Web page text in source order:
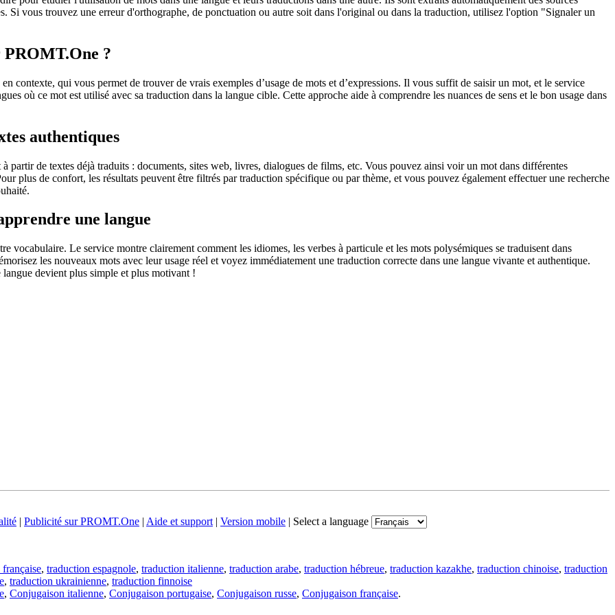
Si vous trouvez une erreur d'orthographe, de ponctuation ou autre soit dans l'original ou dans la traduction, utilisez l'option "Signaler un
PROMT.One ?
contexte, qui vous permet de trouver de vrais exemples d’usage de mots et d’expressions. Il vous suffit de saisir un mot, et le service
où ce mot est utilisé avec sa traduction dans la langue cible. Cette approche aide à comprendre les nuances de sens et le bon usage dans
authentiques
partir de textes déjà traduits : documents, sites web, livres, dialogues de films, etc. Vous pouvez ainsi voir un mot dans différentes
plus de confort, les résultats peuvent être filtrés par traduction spécifique ou par thème, et vous pouvez également effectuer une recherche
une langue
vocabulaire. Le service montre clairement comment les idiomes, les verbes à particule et les mots polysémiques se traduisent dans
les nouveaux mots avec leur usage réel et voyez immédiatement une traduction correcte dans une langue vivante et authentique.
devient plus simple et plus motivant !
| Publicité sur PROMT.One | Aide et support | Version mobile | Select a language
, traduction espagnole, traduction italienne, traduction arabe, traduction hébreue, traduction kazakhe, traduction chinoise, traduction
, traduction ukrainienne, traduction finnoise
, Conjugaison italienne, Conjugaison portugaise, Conjugaison russe, Conjugaison française.